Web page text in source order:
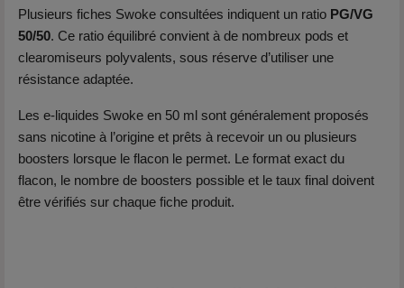
Plusieurs fiches Swoke consultées indiquent un ratio PG/VG
50/50. Ce ratio équilibré convient à de nombreux pods et
clearomiseurs polyvalents, sous réserve d’utiliser une
résistance adaptée.
Les e-liquides Swoke en 50 ml sont généralement proposés
sans nicotine à l’origine et prêts à recevoir un ou plusieurs
boosters lorsque le flacon le permet. Le format exact du
flacon, le nombre de boosters possible et le taux final doivent
être vérifiés sur chaque fiche produit.